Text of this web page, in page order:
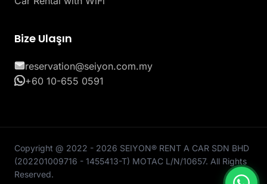
Bize Ulaşın
reservation@seiyon.com.my
+60 10-655 0591
Copyright @ 2022 - 2026 SEIYON® RENT A CAR SDN BHD
(202201009716 - 1455413-T) MOTAC L/N/10657. All Rights
Reserved.